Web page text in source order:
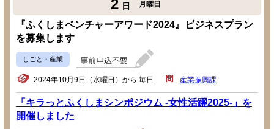
2 日 月曜日
『ふくしまベンチャーアワード2024』ビジネスプラン
を募集します
しごと・産業
2024年10月9日（水曜日）から 毎日 産業振興課
「キラっとふくしまシンポジウム -女性活躍2025-」を
開催しました